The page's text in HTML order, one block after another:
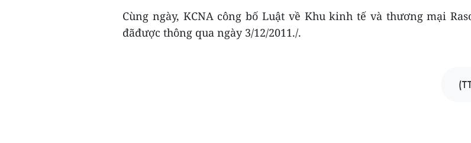
Cùng ngày, KCNA công bố Luật về Khu kinh tế và thương mại
đãđược thông qua ngày 3/12/2011./.